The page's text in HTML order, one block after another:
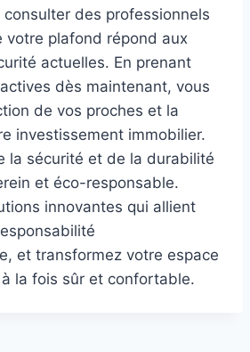
consulter des professionnels
votre plafond répond aux
actuelles. En prenant
dès maintenant, vous
de vos proches et la
investissement immobilier.
la sécurité et de la durabilité
et éco-responsable.
innovantes qui allient
et transformez votre espace
la fois sûr et confortable.